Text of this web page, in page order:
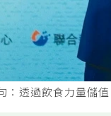
：透過飲食力量儲